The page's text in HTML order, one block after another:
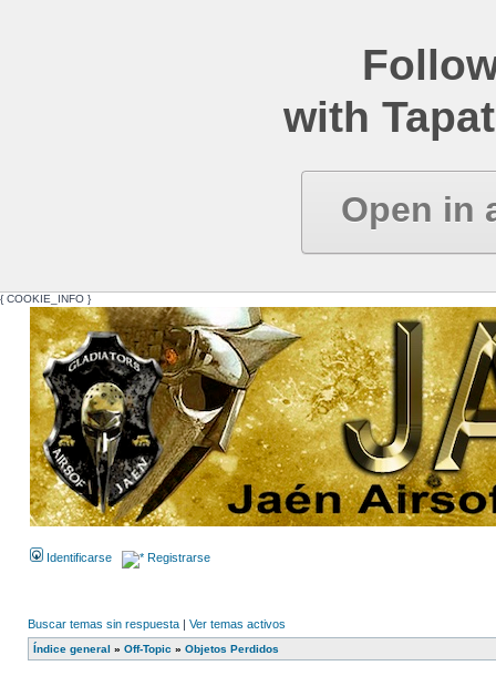
with
Open in
{ COOKIE_INFO }
Identificarse Registrarse
Buscar temas sin respuesta | Ver temas activos
Índice general » Off-Topic » Objetos Perdidos